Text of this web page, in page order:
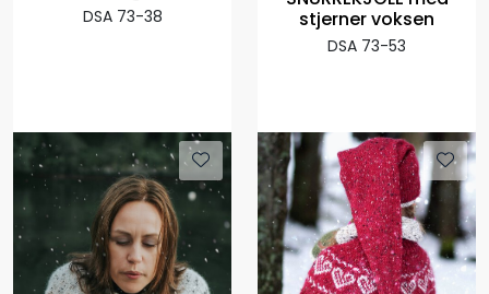
DSA 73-38
stjerner voksen
DSA 73-53